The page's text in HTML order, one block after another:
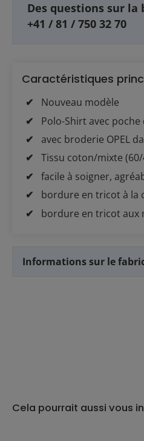
Des questions sur la
+41 / 81 / 750 32 70
Caractéristiques
Nouveau modèle
Polo-Shirt avec
avec broderie OPEL
Tissu coton/mixte (60/
facile à soigner,
bordure en tricot à la
bordure en tricot aux
Informations sur le
Cela pourrait aussi vous